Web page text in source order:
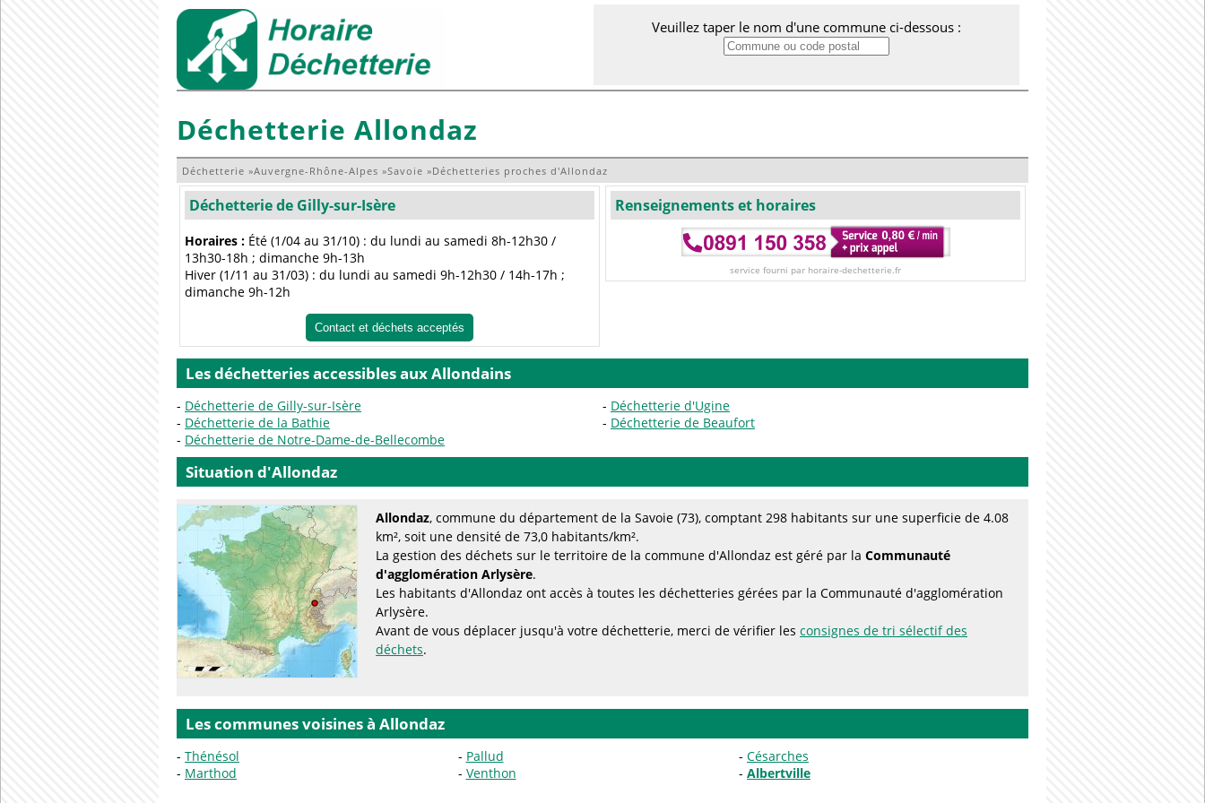
Veuillez taper le nom d'une commune ci-dessous :
Déchetterie Allondaz
Déchetterie »Auvergne-Rhône-Alpes »Savoie »Déchetteries proches d'Allondaz
Déchetterie de Gilly-sur-Isère
Horaires : Été (1/04 au 31/10) : du lundi au samedi 8h-12h30 /
13h30-18h ; dimanche 9h-13h
Hiver (1/11 au 31/03) : du lundi au samedi 9h-12h30 / 14h-17h ;
dimanche 9h-12h
Contact et déchets acceptés
Renseignements et horaires
service fourni par horaire-dechetterie.fr
Les déchetteries accessibles aux Allondains
Déchetterie de Gilly-sur-Isère
Déchetterie d'Ugine
Déchetterie de la Bathie
Déchetterie de Beaufort
Déchetterie de Notre-Dame-de-Bellecombe
Situation d'Allondaz
Allondaz, commune du département de la Savoie (73), comptant 298 habitants sur une superficie de 4.08
km², soit une densité de 73,0 habitants/km².
La gestion des déchets sur le territoire de la commune d'Allondaz est géré par la Communauté
d'agglomération Arlysère.
Les habitants d'Allondaz ont accès à toutes les déchetteries gérées par la Communauté d'agglomération
Arlysère.
Avant de vous déplacer jusqu'à votre déchetterie, merci de vérifier les consignes de tri sélectif des
déchets.
Les communes voisines à Allondaz
Thénésol Pallud
Césarches
Marthod
Venthon Albertville